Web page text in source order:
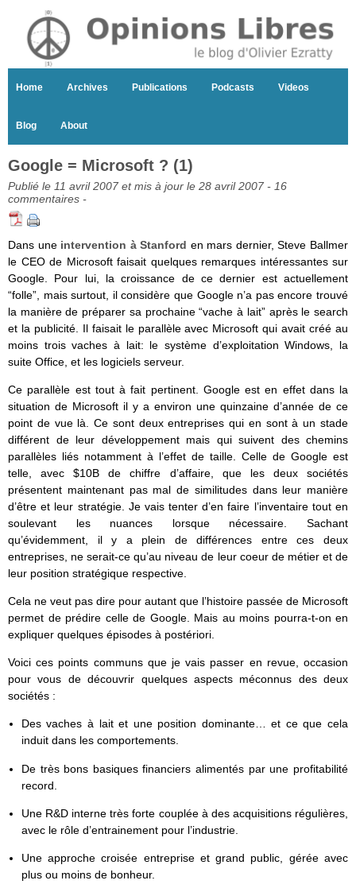
Home Archives Publications Podcasts Videos
Blog About
Google = Microsoft ? (1)
Publié le 11 avril 2007 et mis à jour le 28 avril 2007 - 16
commentaires -
Dans une intervention à Stanford en mars dernier, Steve Ballmer
le CEO de Microsoft faisait quelques remarques intéressantes sur
Google. Pour lui, la croissance de ce dernier est actuellement
“folle”, mais surtout, il considère que Google n’a pas encore trouvé
la manière de préparer sa prochaine “vache à lait” après le search
et la publicité. Il faisait le parallèle avec Microsoft qui avait créé au
moins trois vaches à lait: le système d’exploitation Windows, la
suite Office, et les logiciels serveur.
Ce parallèle est tout à fait pertinent. Google est en effet dans la
situation de Microsoft il y a environ une quinzaine d’année de ce
point de vue là. Ce sont deux entreprises qui en sont à un stade
différent de leur développement mais qui suivent des chemins
parallèles liés notamment à l’effet de taille. Celle de Google est
telle, avec $10B de chiffre d’affaire, que les deux sociétés
présentent maintenant pas mal de similitudes dans leur manière
d’être et leur stratégie. Je vais tenter d’en faire l’inventaire tout en
soulevant les nuances lorsque nécessaire. Sachant
qu’évidemment, il y a plein de différences entre ces deux
entreprises, ne serait-ce qu’au niveau de leur coeur de métier et de
leur position stratégique respective.
Cela ne veut pas dire pour autant que l’histoire passée de Microsoft
permet de prédire celle de Google. Mais au moins pourra-t-on en
expliquer quelques épisodes à postériori.
Voici ces points communs que je vais passer en revue, occasion
pour vous de découvrir quelques aspects méconnus des deux
sociétés :
Des vaches à lait et une position dominante… et ce que cela
induit dans les comportements.
De très bons basiques financiers alimentés par une profitabilité
record.
Une R&D interne très forte couplée à des acquisitions régulières,
avec le rôle d’entrainement pour l’industrie.
Une approche croisée entreprise et grand public, gérée avec
plus ou moins de bonheur.